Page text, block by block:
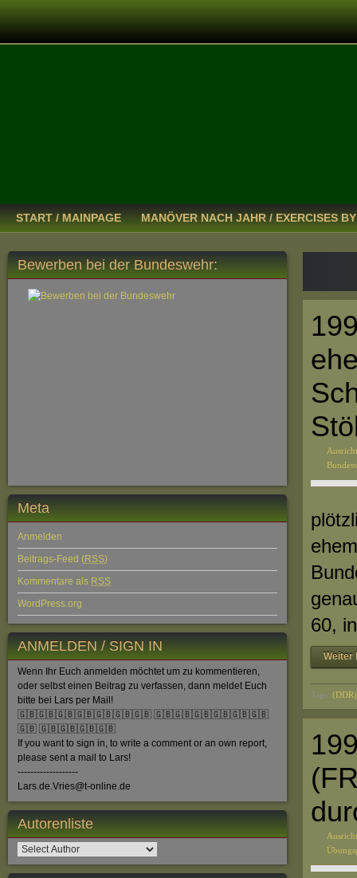
START / MAINPAGE MANÖVER NACH JAHR / EXERCISES
Bewerben bei der Bundeswehr:
Meta
Anmelden
Beitrags-Feed (RSS)
Kommentare als RSS
WordPress.org
ANMELDEN / SIGN IN
Wenn Ihr Euch anmelden möchtet um zu kommentieren,
oder selbst einen Beitrag zu verfassen, dann meldet Euch
bitte bei Lars per Mail!
🇬🇧🇬🇧🇬🇧🇬🇧🇬🇧🇬🇧🇬🇧 🇬🇧🇬🇧🇬🇧🇬🇧🇬🇧🇬🇧
🇬🇧 🇬🇧🇬🇧🇬🇧🇬🇧
If you want to sign in, to write a comment or an own report,
please sent a mail to Lars!
-------------------
Lars.de.Vries@t-online.de
Autorenliste
60,
Weiter
Tags: